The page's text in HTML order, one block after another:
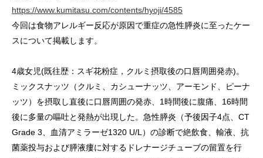
https://www.kumitasu.com/contents/hyoji/4585
今回は食物アレルギー反応が原因で重症の急性膵炎に至ったケー
スについて掲載します。
4歳女児(既往歴：スギ花粉症，クルミ摂取後の口唇周囲発赤)。
ミックスナッツ（クルミ、カシューナッツ、アーモンド、ピーナ
ッツ）を摂取し直後に口唇周囲の発赤、1時間後に腹痛、16時間
後に多量の嘔吐と発熱が出現した。急性膵炎（予後因子4点、CT
Grade 3、血清アミラーゼ1320 U/L）の診断で絶飲食、輸液、抗
菌薬投与および膵液瘻に対するドレナージチューブの留置を行